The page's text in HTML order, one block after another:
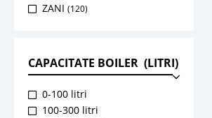
ZANI (120)
CAPACITATE BOILER (LITRI)
0-100 litri
100-300 litri